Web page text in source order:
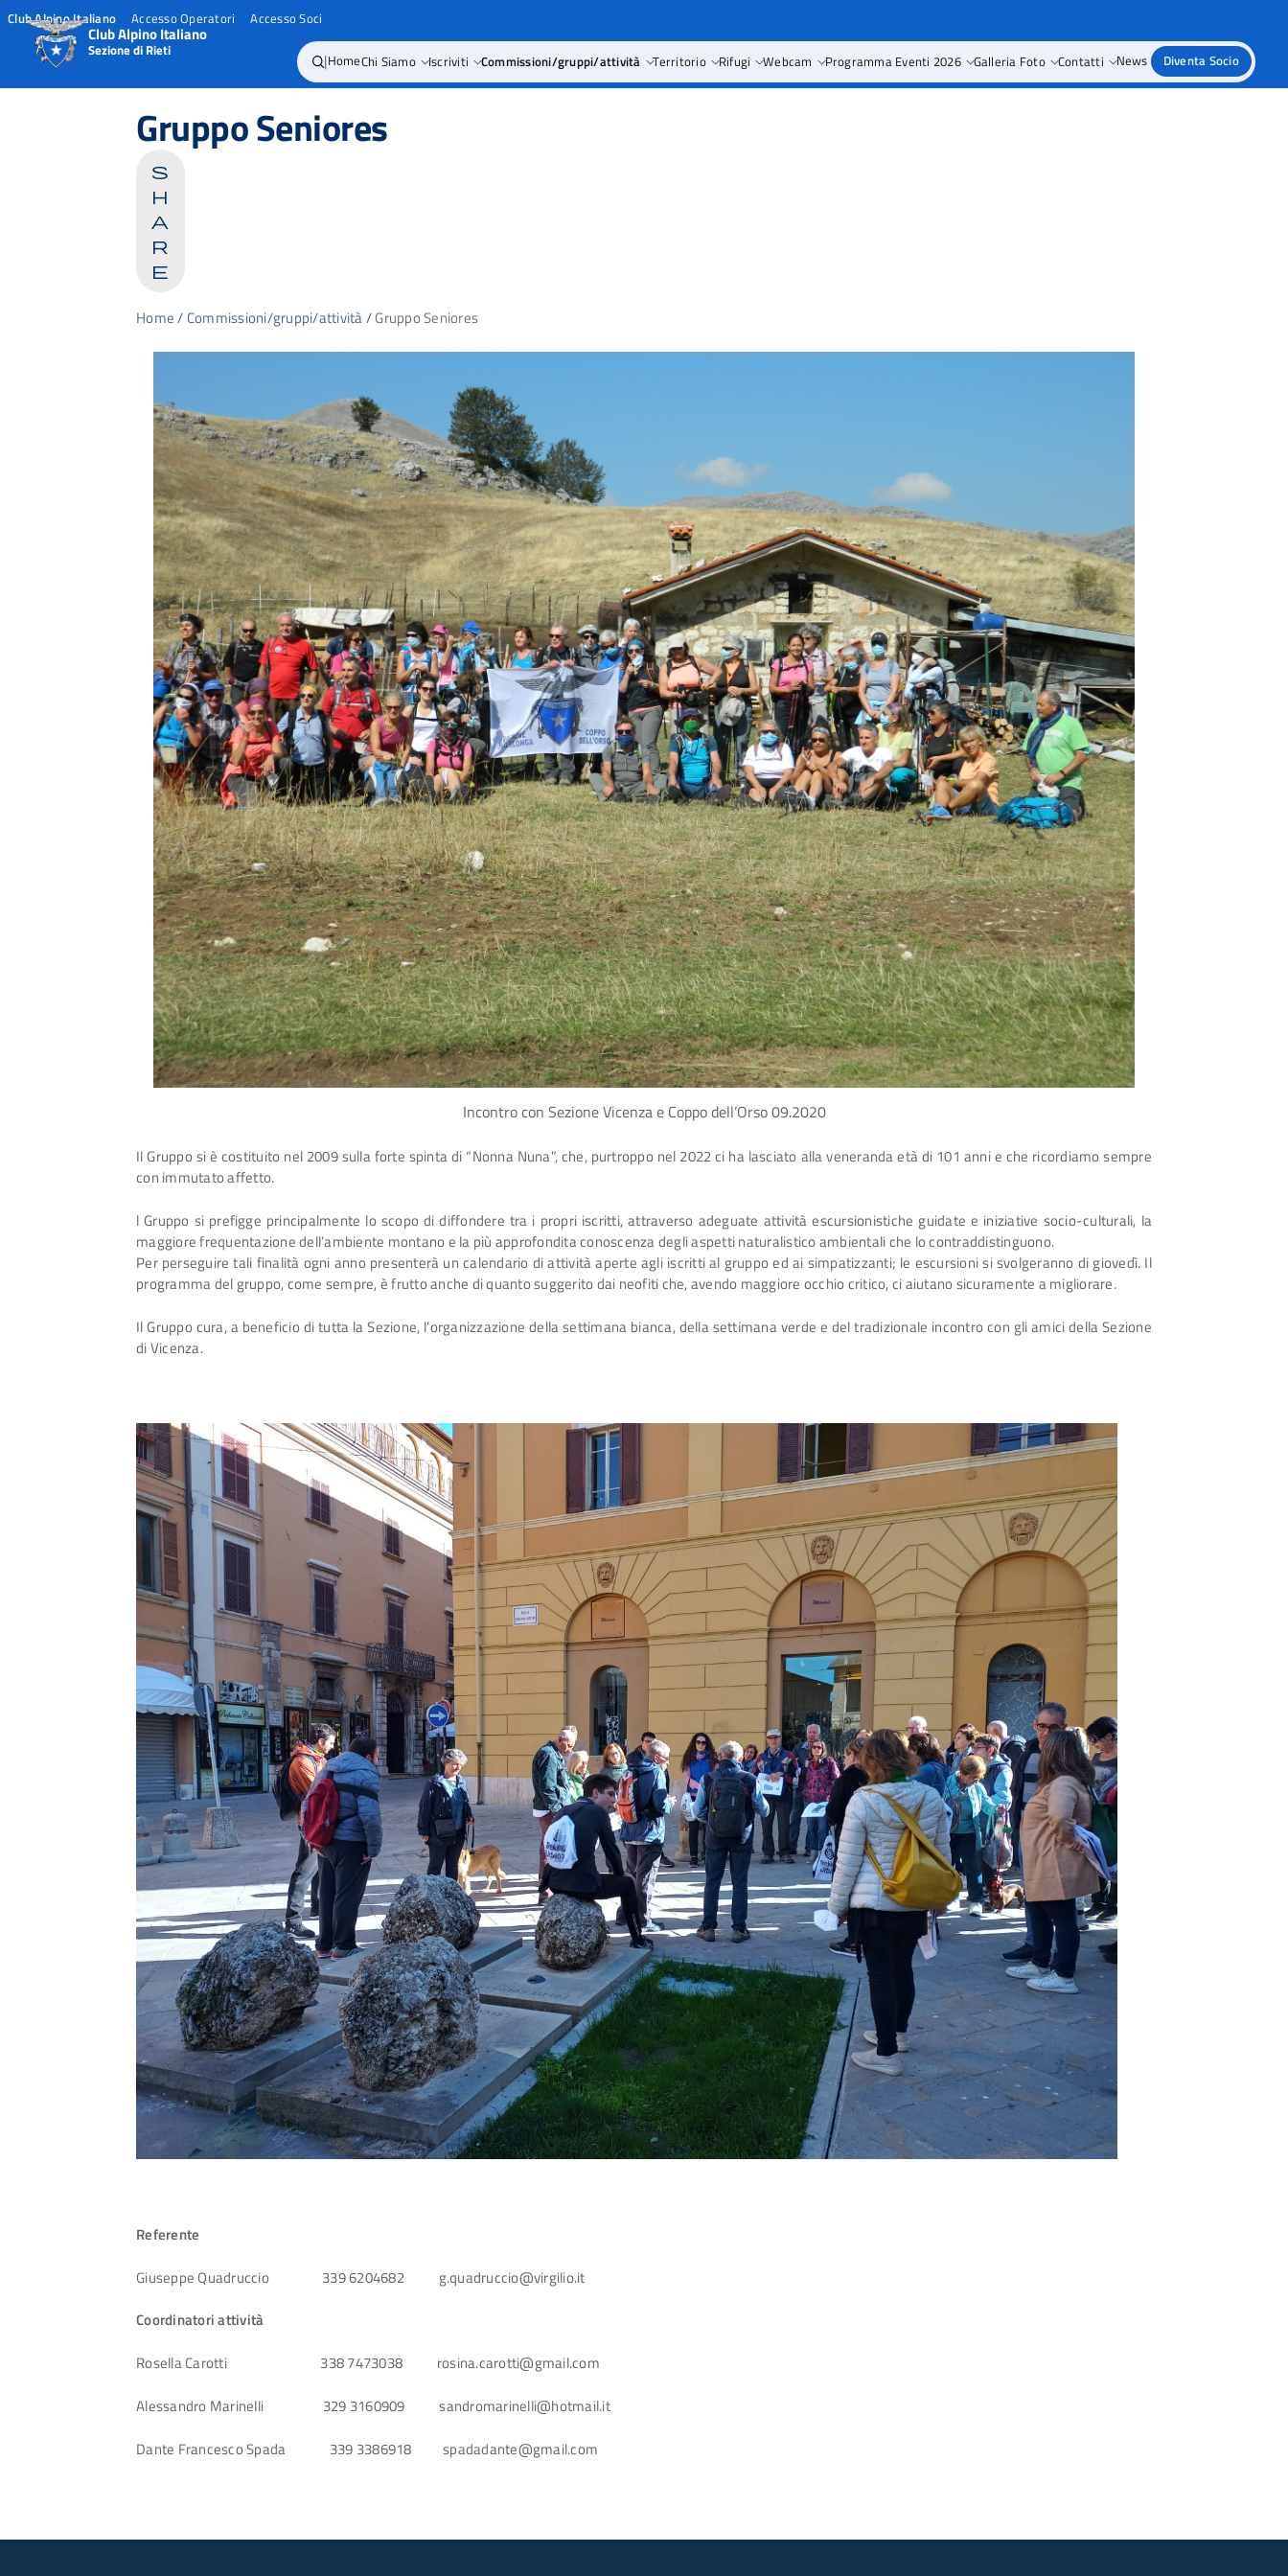
Club Alpino Italiano Accesso Operatori Accesso Soci
Club Alpino Italiano
Sezione di Rieti |HomeChi Siamo Iscriviti Commissioni/gruppi/attività Territorio Rifugi Webcam Programma Eventi 2026 Galleria Foto Contatti News Diventa Socio
Gruppo Seniores
s
h
a
r
e
Home/ Commissioni/gruppi/attività/Gruppo Seniores
Incontro con Sezione Vicenza e Coppo dell’Orso 09.2020
Il Gruppo si è costituito nel 2009 sulla forte spinta di “Nonna Nuna”, che, purtroppo nel 2022 ci ha lasciato alla veneranda età di 101 anni e che ricordiamo sempre
con immutato affetto.
l Gruppo si prefigge principalmente lo scopo di diffondere tra i propri iscritti, attraverso adeguate attività escursionistiche guidate e iniziative socio-culturali, la
maggiore frequentazione dell’ambiente montano e la più approfondita conoscenza degli aspetti naturalistico ambientali che lo contraddistinguono.
Per perseguire tali finalità ogni anno presenterà un calendario di attività aperte agli iscritti al gruppo ed ai simpatizzanti; le escursioni si svolgeranno di giovedì. Il
programma del gruppo, come sempre, è frutto anche di quanto suggerito dai neofiti che, avendo maggiore occhio critico, ci aiutano sicuramente a migliorare.
Il Gruppo cura, a beneficio di tutta la Sezione, l’organizzazione della settimana bianca, della settimana verde e del tradizionale incontro con gli amici della Sezione
di Vicenza.
Referente
Giuseppe Quadruccio 339 6204682 g.quadruccio@virgilio.it
Coordinatori attività
Rosella Carotti 338 7473038 rosina.carotti@gmail.com
Alessandro Marinelli 329 3160909 sandromarinelli@hotmail.it
Dante Francesco Spada 339 3386918 spadadante@gmail.com